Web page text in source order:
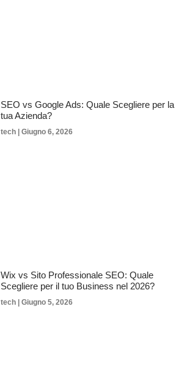
SEO vs Google Ads: Quale Scegliere per la
tua Azienda?
tech Giugno 6, 2026
Wix vs Sito Professionale SEO: Quale
Scegliere per il tuo Business nel 2026?
tech Giugno 5, 2026